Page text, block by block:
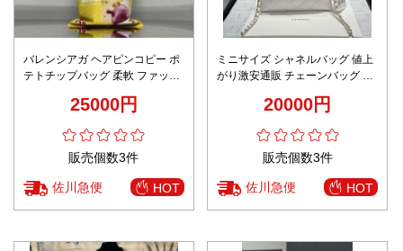
バレンシアガ ヘアピンコピー ポ
テトチップバッグ 柔軟 ファッシ
25000円
販売個数3件
佐川急便 HOT
ミニサイズ シャネルバッグ 値上
がり激安通販 チェーンバッグ 斜
本革 ホワイト20000円
販売個数3件
佐川急便 HOT